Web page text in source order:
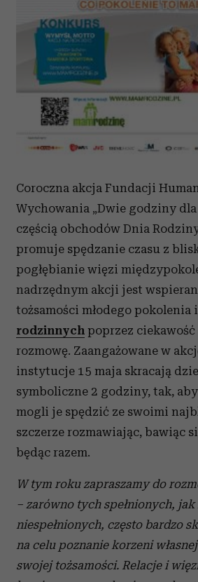
Coroczna akcja Fundacji
Wychowania „Dwie godziny
częścią obchodów Dnia
promuje spędzanie czasu z
pogłębianie więzi
nadrzędnym akcji jest
tożsamości młodego pokolenia i
rodzinnych poprzez
rozmowę. Zaangażowane w
instytucje 15 maja skracają
symboliczne 2 godziny, tak,
mogli je spędzić ze swoimi
szczerze rozmawiając, bawiąc
będąc razem.
W tym roku zapraszamy do
– zarówno tych spełnionych,
niespełnionych, często bardzo
na celu poznanie korzeni
swojej tożsamości. Relacje i